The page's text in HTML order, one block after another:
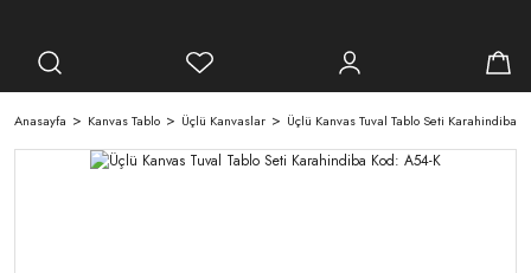
Anasayfa Kanvas Tablo Üçlü Kanvaslar Üçlü Kanvas Tuval Tablo Seti Karahindiba